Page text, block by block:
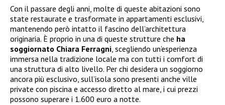
Con il passare degli anni, molte di queste abitazioni sono
state restaurate e trasformate in appartamenti esclusivi,
mantenendo però intatto il fascino dell’architettura
originaria. È proprio in una di queste strutture che ha
soggiornato Chiara Ferragni, scegliendo un’esperienza
immersa nella tradizione locale ma con tutti i comfort di
una struttura di alto livello. Per chi desidera un soggiorno
ancora più esclusivo, sull’isola sono presenti anche ville
private con piscina e accesso diretto al mare, i cui prezzi
possono superare i 1.600 euro a notte.